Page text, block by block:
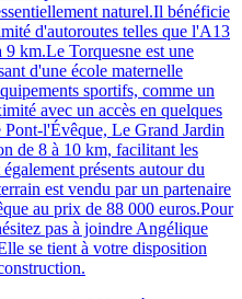
naturel.Il bénéficie
d'autoroutes telles que l'A13
km.Le Torquesne est une
d'une école maternelle
sportifs, comme un
avec un accès en quelques
Pont-l'Évêque, Le Grand Jardin
de 8 à 10 km, facilitant les
présents autour du
est vendu par un partenaire
au prix de 88 000 euros.Pour
pas à joindre Angélique
se tient à votre disposition